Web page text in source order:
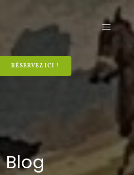
RÉSERVEZ ICI !
Blog